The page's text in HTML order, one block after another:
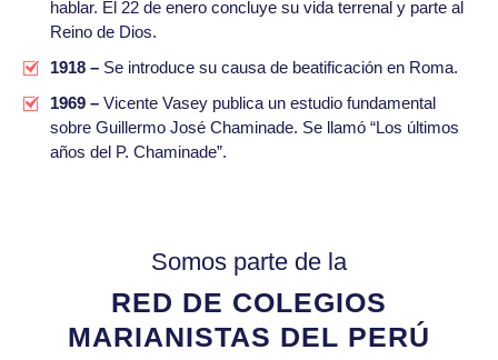
hablar. El 22 de enero concluye su vida terrenal y parte al
Reino de Dios.
1918 – Se introduce su causa de beatificación en Roma.
1969 – Vicente Vasey publica un estudio fundamental
sobre Guillermo José Chaminade. Se llamó “Los últimos
años del P. Chaminade”.
Somos parte de la
RED DE COLEGIOS
MARIANISTAS DEL PERÚ